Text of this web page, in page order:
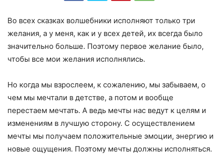
Во всех сказках волшебники исполняют только три
желания, а у меня, как и у всех детей, их всегда было
значительно больше. Поэтому первое желание было,
чтобы все мои желания исполнялись.
Но когда мы взрослеем, к сожалению, мы забываем, о
чем мы мечтали в детстве, а потом и вообще
перестаем мечтать. А ведь мечты нас ведут к целям и
изменениям в лучшую сторону. С осуществлением
мечты мы получаем положительные эмоции, энергию и
новые ощущения. Поэтому мечты должны исполняться.